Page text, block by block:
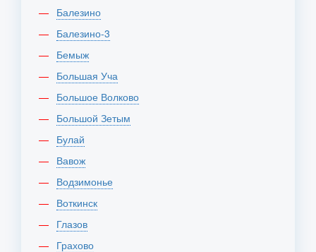
Балезино
Балезино-3
Бемыж
Большая Уча
Большое Волково
Большой Зетым
Булай
Вавож
Водзимонье
Воткинск
Глазов
Грахово